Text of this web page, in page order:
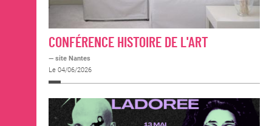
CONFÉRENCE HISTOIRE DE L'ART
— site Nantes
Le 04/06/2026